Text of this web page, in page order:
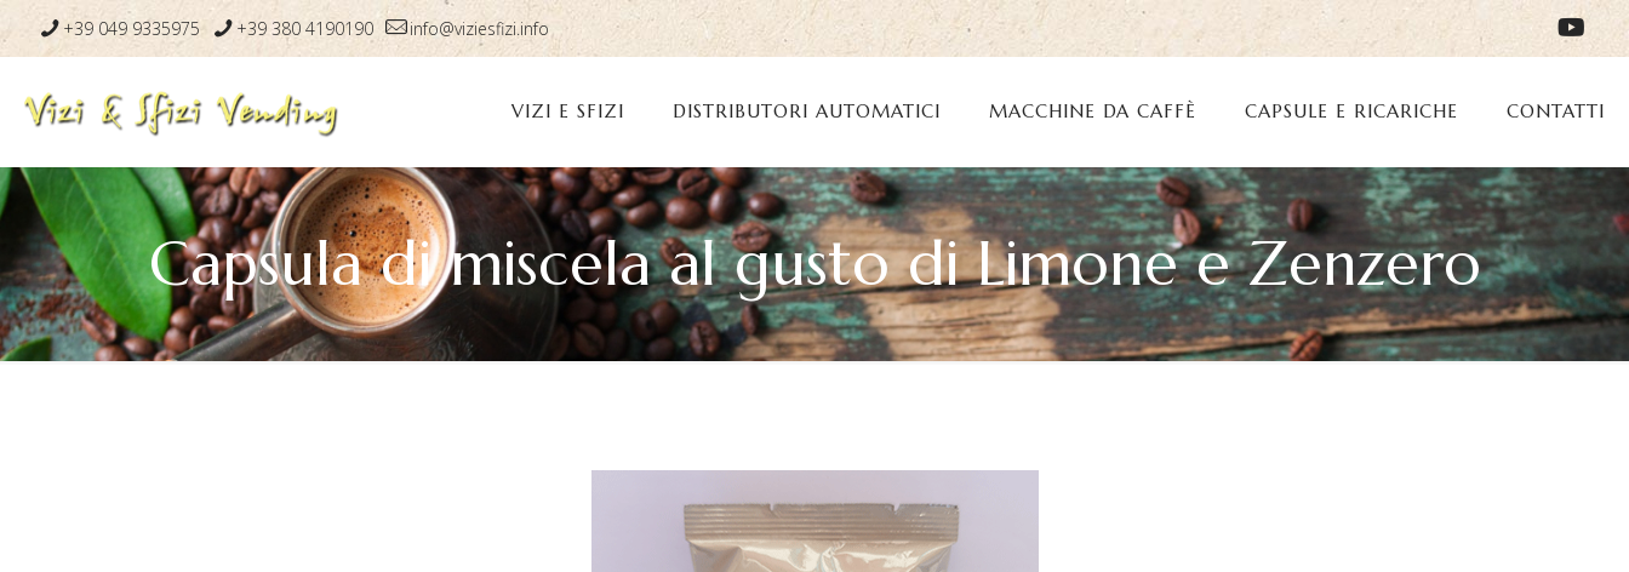
+39 049 9335975 +39 380 4190190 info@viziesfizi.info
VIZI E SFIZI DISTRIBUTORI AUTOMATICI MACCHINE DA CAFFÈ CAPSULE E RICARICHE CONTATTI
Capsula di miscela al gusto di Limone e Zenzero